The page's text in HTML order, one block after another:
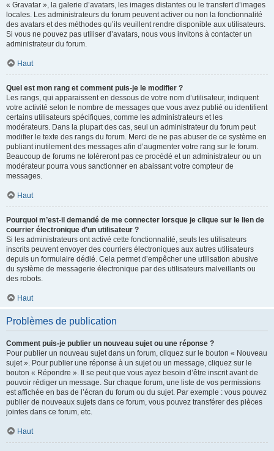
« Gravatar », la galerie d’avatars, les images distantes ou le transfert d’images
locales. Les administrateurs du forum peuvent activer ou non la fonctionnalité
des avatars et des méthodes qu’ils veuillent rendre disponible aux utilisateurs.
Si vous ne pouvez pas utiliser d’avatars, nous vous invitons à contacter un
administrateur du forum.
Haut
Quel est mon rang et comment puis-je le modifier ?
Les rangs, qui apparaissent en dessous de votre nom d’utilisateur, indiquent
votre activité selon le nombre de messages que vous avez publié ou identifient
certains utilisateurs spécifiques, comme les administrateurs et les
modérateurs. Dans la plupart des cas, seul un administrateur du forum peut
modifier le texte des rangs du forum. Merci de ne pas abuser de ce système en
publiant inutilement des messages afin d’augmenter votre rang sur le forum.
Beaucoup de forums ne toléreront pas ce procédé et un administrateur ou un
modérateur pourra vous sanctionner en abaissant votre compteur de
messages.
Haut
Pourquoi m’est-il demandé de me connecter lorsque je clique sur le lien de
courrier électronique d’un utilisateur ?
Si les administrateurs ont activé cette fonctionnalité, seuls les utilisateurs
inscrits peuvent envoyer des courriers électroniques aux autres utilisateurs
depuis un formulaire dédié. Cela permet d’empêcher une utilisation abusive
du système de messagerie électronique par des utilisateurs malveillants ou
des robots.
Haut
Problèmes de publication
Comment puis-je publier un nouveau sujet ou une réponse ?
Pour publier un nouveau sujet dans un forum, cliquez sur le bouton « Nouveau
sujet ». Pour publier une réponse à un sujet ou un message, cliquez sur le
bouton « Répondre ». Il se peut que vous ayez besoin d’être inscrit avant de
pouvoir rédiger un message. Sur chaque forum, une liste de vos permissions
est affichée en bas de l’écran du forum ou du sujet. Par exemple : vous pouvez
publier de nouveaux sujets dans ce forum, vous pouvez transférer des pièces
jointes dans ce forum, etc.
Haut